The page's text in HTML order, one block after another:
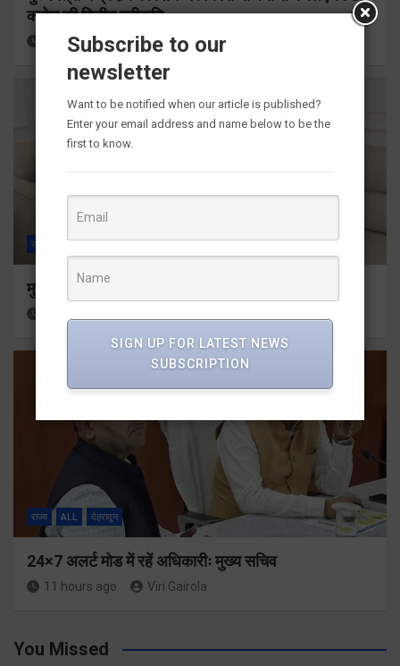
करोड़ की वित्तीय स्वीकृति
9 hours ago Viri Gairola
राज्य
मुख्यमंत्री से महानिदेशक एनसीसी ने की शिष्टाचार भेंट
राज्य ALL देहरादून
24×7 अलर्ट मोड में रहें अधिकारीः मुख्य सचिव
11 hours ago Viri Gairola
You Missed
Subscribe to our
newsletter
Want to be notified when our article is published?
Enter your email address and name below to be the
first to know.
SIGN UP FOR LATEST NEWS
SUBSCRIPTION